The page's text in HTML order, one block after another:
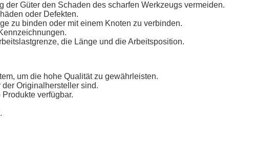
der Güter den Schaden des scharfen Werkzeugs vermeiden.
oder Defekten.
zu binden oder mit einem Knoten zu verbinden.
die Länge und die Arbeitsposition.
um die hohe Qualität zu gewährleisten.
Originalhersteller sind.
verfügbar.